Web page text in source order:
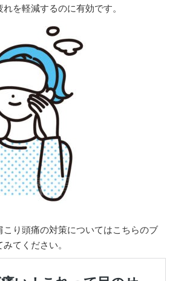
を軽減するのに有効です。
こり頭痛の対策についてはこちらのブ
てください。